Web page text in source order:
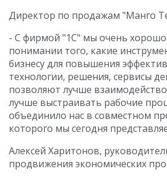
Директор по продажам "Манго
- С фирмой "1С" мы очень
понимании того, какие
бизнесу для повышения
технологии, решения, сервисы
позволяют лучше
лучше выстраивать рабочие
объединило нас в совместном
которого мы сегодня
Алексей Харитонов,
продвижения экономических